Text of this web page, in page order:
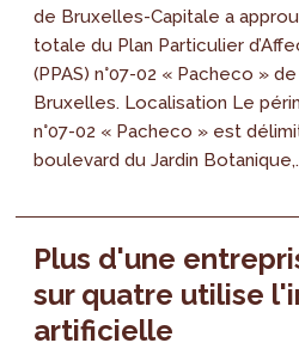
de Bruxelles-Capitale a
totale du Plan Particulier
(PPAS) n°07-02 « Pacheco »
Bruxelles. Localisation Le
n°07-02 « Pacheco » est
boulevard du Jardin
Plus d'une
sur quatre utilise
artificielle